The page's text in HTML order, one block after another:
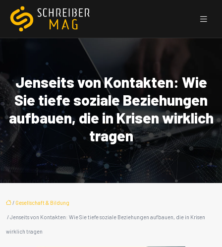
Jenseits von Kontakten: Wie
Sie tiefe soziale Beziehungen
aufbauen, die in Krisen wirklich
tragen
/ Gesellschaft & Bildung
/ Jenseits von Kontakten: Wie Sie tiefe soziale Beziehungen aufbauen, die in Krisen
wirklich tragen